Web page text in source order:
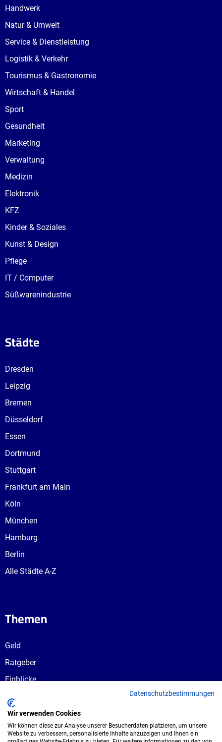
Handwerk
Natur & Umwelt
Service & Dienstleistung
Logistik & Verkehr
Tourismus & Gastronomie
Wirtschaft & Handel
Sport
Gesundheit
Marketing
Verwaltung
Medizin
Elektronik
KFZ
Kinder & Soziales
Kunst & Design
Pflege
IT / Computer
Süßwarenindustrie
Städte
Dresden
Leipzig
Bremen
Düsseldorf
Essen
Dortmund
Stuttgart
Frankfurt am Main
Köln
München
Hamburg
Berlin
Alle Städte A-Z
Themen
Geld
Ratgeber
Einblicke
Ausbildungswege
Berufswahl
Datenschutzbestimmungen
Wir verwenden Cookies
Wir können diese zur Analyse unserer Besucherdaten platzieren, um unsere
Website zu verbessern, personalisierte Inhalte anzuzeigen und Ihnen ein